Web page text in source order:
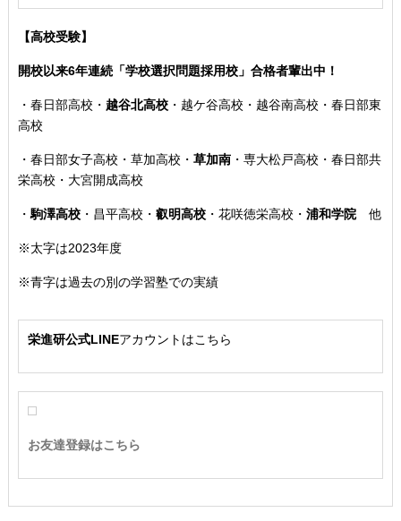
【高校受験】
開校以来6年連続「学校選択問題採用校」合格者輩出中！
・ 春日部高校 ・ 越谷北高校・ 越ケ谷高校・越谷南高校・春日部東
高校
・ 春日部女子高校・草加高校 ・ 草加南・専大松戸高校 ・春日部共
栄高校・大宮開成高校
・ 駒澤高校・ 昌平高校 ・ 叡明高校・ 花咲徳栄高校 ・ 浦和学院他
※太字は2023年度
※青字は過去の別の学習塾での実績
栄進研公式LINEアカウントはこちら
お友達登録はこちら